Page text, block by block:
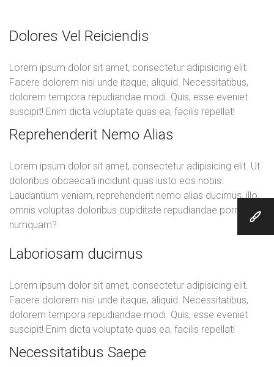
Dolores Vel Reiciendis
Lorem ipsum dolor sit amet, consectetur adipisicing elit.
Facere dolorem nisi unde itaque, aliquid. Necessitatibus,
dolorem tempora repudiandae modi. Quis, esse eveniet
suscipit! Enim dicta voluptate quas ea, facilis repellat!
Reprehenderit Nemo Alias
Lorem ipsum dolor sit amet, consectetur adipisicing elit. Ut
doloribus obcaecati incidunt quas iusto eos nobis.
Laudantium veniam, reprehenderit nemo alias ducimus, illo,
omnis voluptas doloribus cupiditate repudiandae porro
numquam?
Laboriosam ducimus
Lorem ipsum dolor sit amet, consectetur adipisicing elit.
Facere dolorem nisi unde itaque, aliquid. Necessitatibus,
dolorem tempora repudiandae modi. Quis, esse eveniet
suscipit! Enim dicta voluptate quas ea, facilis repellat!
Necessitatibus Saepe